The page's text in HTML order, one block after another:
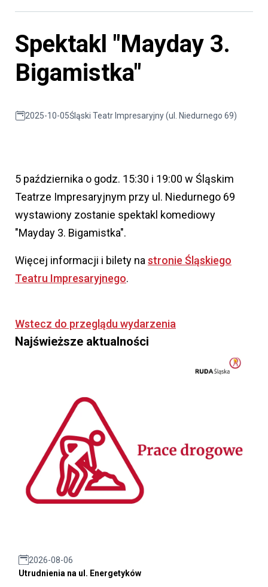
Spektakl "Mayday 3.
Bigamistka"
2025-10-05Śląski Teatr Impresaryjny (ul. Niedurnego 69)
5 października o godz. 15:30 i 19:00 w Śląskim
Teatrze Impresaryjnym przy ul. Niedurnego 69
wystawiony zostanie spektakl komediowy
"Mayday 3. Bigamistka".
Więcej informacji i bilety na stronie Śląskiego
Teatru Impresaryjnego.
Wstecz do przeglądu wydarzenia
Najświeższe aktualności
2026-08-06
Utrudnienia na ul. Energetyków